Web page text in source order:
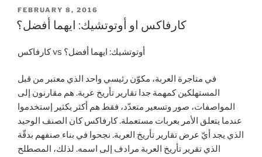
POSTED
ON
FEBRUARY 8, 2016
كارفاكس او أوتوتشيك: ايهما أفضل؟
كارفاكس vs أوتوتشيك: ايهما أفضل؟
في متاجرة العربة، مكوّن رئيسي واحد الذي معتبر من قبل
المستهلكين كمهمة جدا تقارير تأريخ عربة. هم مقارنون إلى
المواصفات، صور وتسعير متعدّد، فقط هم أكثر بكثير إستخدموا
عندما يتعلق الأمر بعربات مستعملة. كارفاكس كان الصنف الوحيد
الذي يجد أيّ عرض تقارير تأريخ العربة. نجحوا في بناء صنفهم بدقّة
الذي تقرير تأريخ العربة مرادف إلى اسمه. لذلك، المصطلح